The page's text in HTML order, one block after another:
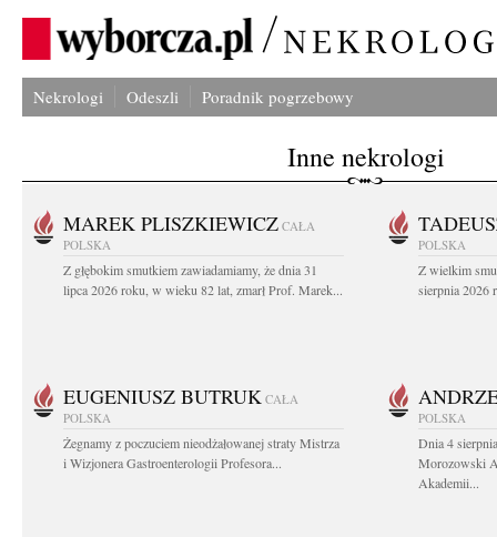
Nekrologi Odeszli Poradnik pogrzebowy
Inne nekrologi
MAREK PLISZKIEWICZ CAŁA
POLSKA
Z głębokim smutkiem zawiadamiamy, że dnia 31
lipca 2026 roku, w wieku 82 lat, zmarł Prof. Marek...
POLSKA
Z wielkim
sierpnia 2026
EUGENIUSZ BUTRUK CAŁA
POLSKA
Żegnamy z poczuciem nieodżałowanej straty Mistrza
i Wizjonera Gastroenterologii Profesora...
POLSKA
Dnia 4
Morozowski
Akademii...